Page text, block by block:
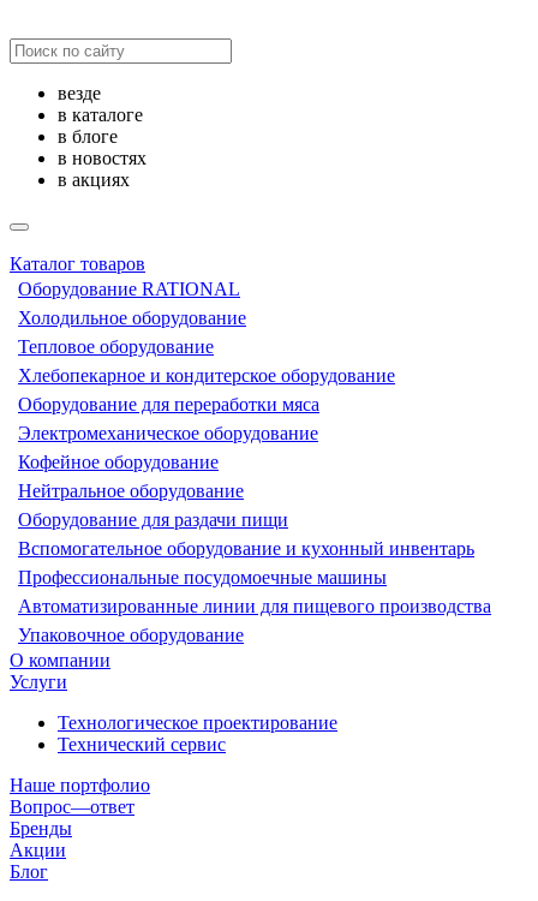
везде
в каталоге
в блоге
в новостях
в акциях
Каталог товаров
Оборудование RATIONAL
Холодильное оборудование
Тепловое оборудование
Хлебопекарное и кондитерское оборудование
Оборудование для переработки мяса
Электромеханическое оборудование
Кофейное оборудование
Нейтральное оборудование
Оборудование для раздачи пищи
Вспомогательное оборудование и кухонный инвентарь
Профессиональные посудомоечные машины
Автоматизированные линии для пищевого производства
Упаковочное оборудование
О компании
Услуги
Технологическое проектирование
Технический сервис
Наше портфолио
Вопрос—ответ
Бренды
Акции
Блог